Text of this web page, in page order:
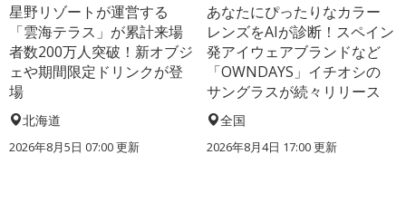
星野リゾートが運営する
「雲海テラス」が累計来場
者数200万人突破！新オブジ
ェや期間限定ドリンクが登
場
北海道
2026年8月5日 07:00更新
あなたにぴったりなカラー
レンズをAIが診断！スペイン
発アイウェアブランドなど
「OWNDAYS」イチオシの
サングラスが続々リリース
全国
2026年8月4日 17:00更新